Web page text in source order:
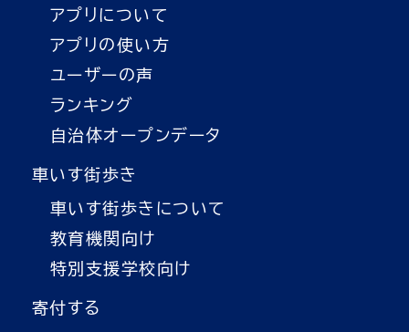
アプリについて
アプリの使い方
ユーザーの声
ランキング
自治体オープンデータ
車いす街歩き
車いす街歩きについて
教育機関向け
特別支援学校向け
寄付する